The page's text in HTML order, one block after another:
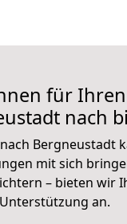
für
nach
nach Bergneustadt
mit sich
– bieten wir
Unterstützung an.